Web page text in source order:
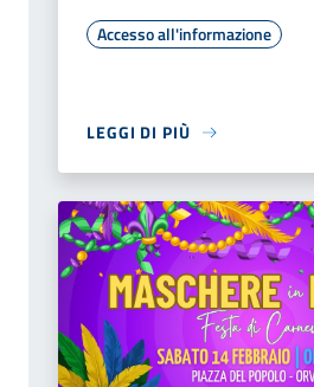
Accesso all'informazione
LEGGI DI PIÙ